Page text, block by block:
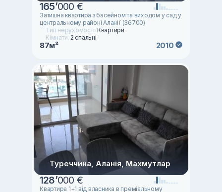
165’000 €
Затишна квартира з басейном та виходом у сад у
центральному районі Аланії (36700)
Тип нерухомості: Квартири
Кімнати: 2 спальні
87м² 2010
Туреччина, Аланія, Махмутлар
128’000 €
Квартира 1+1 від власника в преміальному